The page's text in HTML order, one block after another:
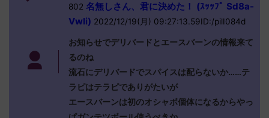
802 名無しさん、君に決めた！ (ｽｯｯﾌﾟ Sd8a-
VwIi) 2022/12/19(月) 09:27:13.59ID:/pilI084d
お知らせでデリバードとエースバーンの情報来て
るのね
流石にデリバードでスパイスは配らないか……テ
ラピはテラピでありがたいが
エースバーンは初のオシャボ個体になるからやっ